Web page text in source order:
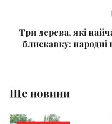
Три дерева, які
блискавку:
Ще новини